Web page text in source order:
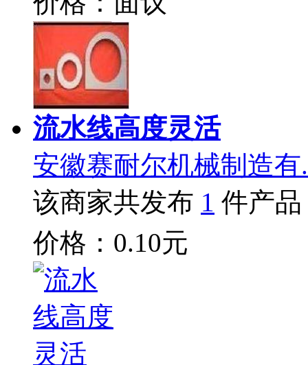
流水线高度灵活
安徽赛耐尔机械制造有
该商家共发布 1 件产品
价格：0.10元